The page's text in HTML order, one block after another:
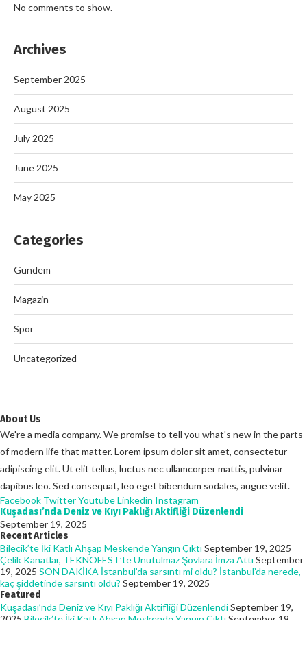
No comments to show.
Archives
September 2025
August 2025
July 2025
June 2025
May 2025
Categories
Gündem
Magazin
Spor
Uncategorized
About Us
We're a media company. We promise to tell you what's new in the parts
of modern life that matter. Lorem ipsum dolor sit amet, consectetur
adipiscing elit. Ut elit tellus, luctus nec ullamcorper mattis, pulvinar
dapibus leo. Sed consequat, leo eget bibendum sodales, augue velit.
Facebook TwitterYoutubeLinkedin Instagram
Kuşadası’nda Deniz ve Kıyı Paklığı Aktifliği Düzenlendi
September 19, 2025
Recent Articles
Bilecik’te İki Katlı Ahşap Meskende Yangın Çıktı September 19, 2025
Çelik Kanatlar, TEKNOFEST’te Unutulmaz Şovlara İmza Attı September
19, 2025 SON DAKİKA İstanbul’da sarsıntı mi oldu? İstanbul’da nerede,
kaç şiddetinde sarsıntı oldu? September 19, 2025
Featured
Kuşadası’nda Deniz ve Kıyı Paklığı Aktifliği DüzenlendiSeptember 19,
2025 Bilecik’te İki Katlı Ahşap Meskende Yangın Çıktı September 19,